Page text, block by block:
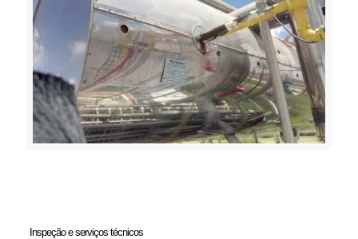
Inspeção e serviços técnicos